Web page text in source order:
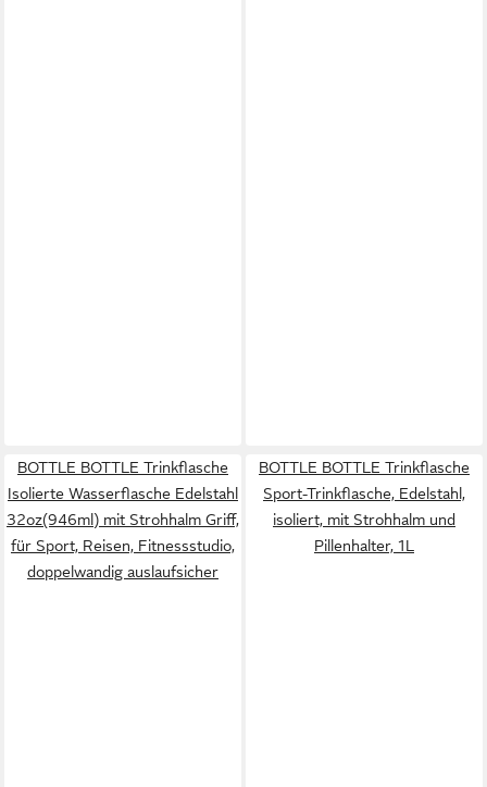
BOTTLE BOTTLE Trinkflasche
Isolierte Wasserflasche Edelstahl
32oz(946ml) mit Strohhalm Griff,
für Sport, Reisen, Fitnessstudio,
doppelwandig auslaufsicher
BOTTLE BOTTLE Trinkflasche
Sport-Trinkflasche, Edelstahl,
isoliert, mit Strohhalm und
Pillenhalter, 1L